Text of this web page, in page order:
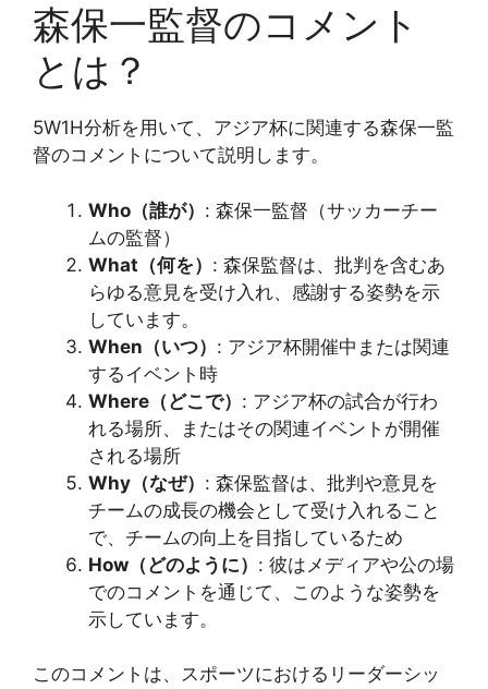
森保一監督のコメント
とは？
5W1H分析を用いて、アジア杯に関連する森保一監
督のコメントについて説明します。
Who（誰が） : 森保一監督（サッカーチー
ムの監督）
What（何を） : 森保監督は、批判を含むあ
らゆる意見を受け入れ、感謝する姿勢を示
しています。
When（いつ） : アジア杯開催中または関連
するイベント時
Where（どこで） : アジア杯の試合が行わ
れる場所、またはその関連イベントが開催
される場所
Why（なぜ） : 森保監督は、批判や意見を
チームの成長の機会として受け入れること
で、チームの向上を目指しているため
How（どのように） : 彼はメディアや公の場
でのコメントを通じて、このような姿勢を
示しています。
このコメントは、スポーツにおけるリーダーシッ